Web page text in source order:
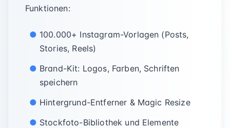
Funktionen:
100.000+ Instagram-Vorlagen (Posts,
Stories, Reels)
Brand-Kit: Logos, Farben, Schriften
speichern
Hintergrund-Entferner & Magic Resize
Stockfoto-Bibliothek und Elemente